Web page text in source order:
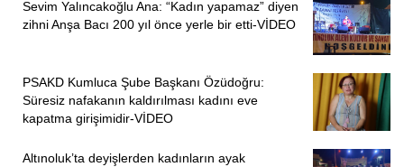
Sevim Yalıncakoğlu Ana: “Kadın yapamaz” diyen
zihni Anşa Bacı 200 yıl önce yerle bir etti-VİDEO
PSAKD Kumluca Şube Başkanı Özüdoğru:
Süresiz nafakanın kaldırılması kadını eve
kapatma girişimidir-VİDEO
Altınoluk’ta deyişlerden kadınların ayak